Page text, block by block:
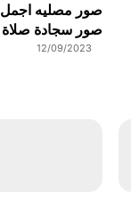
صور مصليه اجمل
صور سجادة صلاة
12/09/2023